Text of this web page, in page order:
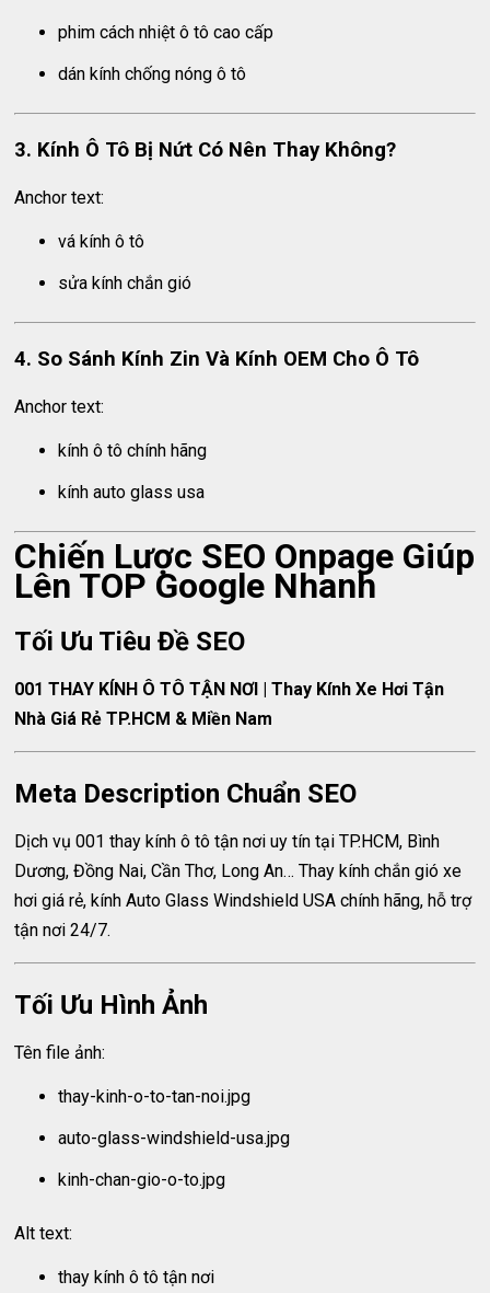
phim cách nhiệt ô tô cao cấp
dán kính chống nóng ô tô
3. Kính Ô Tô Bị Nứt Có Nên Thay Không?
Anchor text:
vá kính ô tô
sửa kính chắn gió
4. So Sánh Kính Zin Và Kính OEM Cho Ô Tô
Anchor text:
kính ô tô chính hãng
kính auto glass usa
Chiến Lược SEO Onpage Giúp
Lên TOP Google Nhanh
Tối Ưu Tiêu Đề SEO
001 THAY KÍNH Ô TÔ TẬN NƠI | Thay Kính Xe Hơi Tận
Nhà Giá Rẻ TP.HCM & Miền Nam
Meta Description Chuẩn SEO
Dịch vụ 001 thay kính ô tô tận nơi uy tín tại TP.HCM, Bình
Dương, Đồng Nai, Cần Thơ, Long An… Thay kính chắn gió xe
hơi giá rẻ, kính Auto Glass Windshield USA chính hãng, hỗ trợ
tận nơi 24/7.
Tối Ưu Hình Ảnh
Tên file ảnh:
thay-kinh-o-to-tan-noi.jpg
auto-glass-windshield-usa.jpg
kinh-chan-gio-o-to.jpg
Alt text:
thay kính ô tô tận nơi